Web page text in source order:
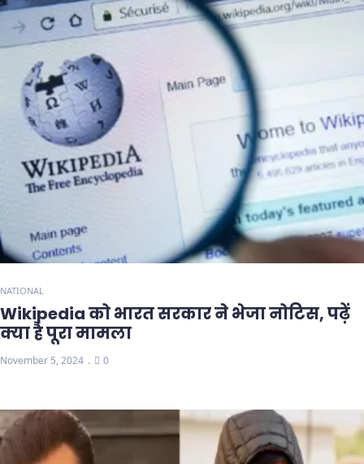
NATIONAL
Wikipedia को भारत सरकार ने भेजा नोटिस, पढ़ें
क्या है पूरा मामला
November 5, 2024 0